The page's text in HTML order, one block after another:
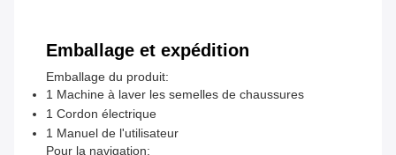
Emballage et expédition
Emballage du produit:
1 Machine à laver les semelles de chaussures
1 Cordon électrique
1 Manuel de l'utilisateur
Pour la navigation: